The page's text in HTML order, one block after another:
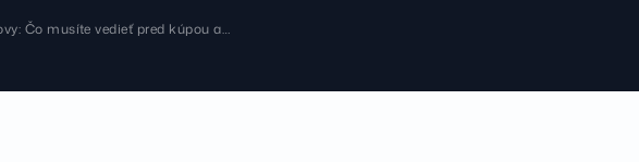
Čo musíte vedieť pred kúpou a…